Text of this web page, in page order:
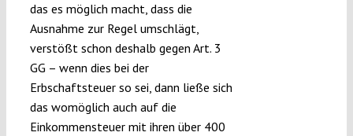
das es möglich macht, dass die
Ausnahme zur Regel umschlägt,
verstößt schon deshalb gegen Art. 3
GG – wenn dies bei der
Erbschaftsteuer so sei, dann ließe sich
das womöglich auch auf die
Einkommensteuer mit ihren über 400